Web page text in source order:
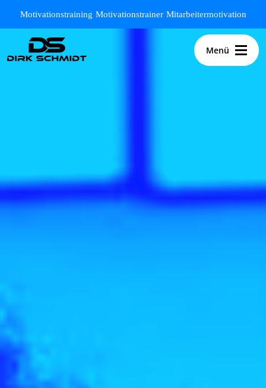
Motivationstraining Motivationstrainer Mitarbeitermotivation
Menü